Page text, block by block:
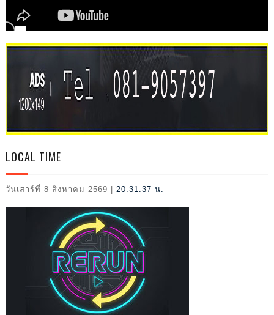
L
202
LOCAL TIME
วันเสาร์ที่ 8 สิงหาคม 2569 20:31:39 น.